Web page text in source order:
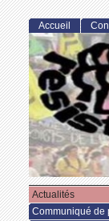
Accueil
Actualités
Communiqué de